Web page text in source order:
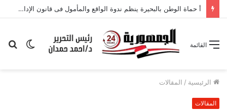
الوضع
القائمة
الرئيسية / المقالات
المقالات